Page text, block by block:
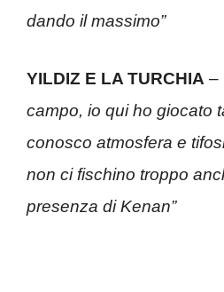
dando il massimo”
YILDIZ E LA TURCHIA –
campo, io qui ho giocato
conosco atmosfera e
non ci fischino troppo
presenza di Kenan”